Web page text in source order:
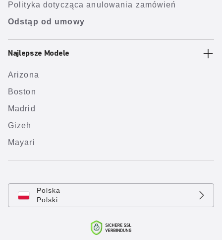
Polityka dotycząca anulowania zamówień
Odstąp od umowy
Najlepsze Modele
Arizona
Boston
Madrid
Gizeh
Mayari
Polska
Polski